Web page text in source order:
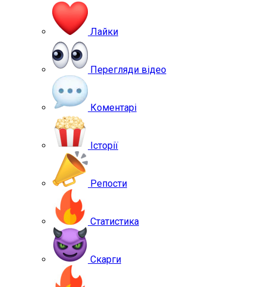
Лайки
Перегляди відео
Коментарі
Історії
Репости
Статистика
Скарги